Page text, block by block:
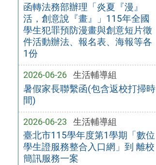
函轉法務部辦理「炎夏『漫』
活，創意說『畫』」115年全國
學生犯罪預防漫畫與創意短片徵
件活動辦法、報名表、海報等各
1份
2026-06-26 生活輔導組
暑假家長聯繫函(包含返校打掃時
間)
2026-06-23 生活輔導組
臺北市115學年度第1學期「數位
學生證服務整合入口網」到 離校
簡訊服務一案